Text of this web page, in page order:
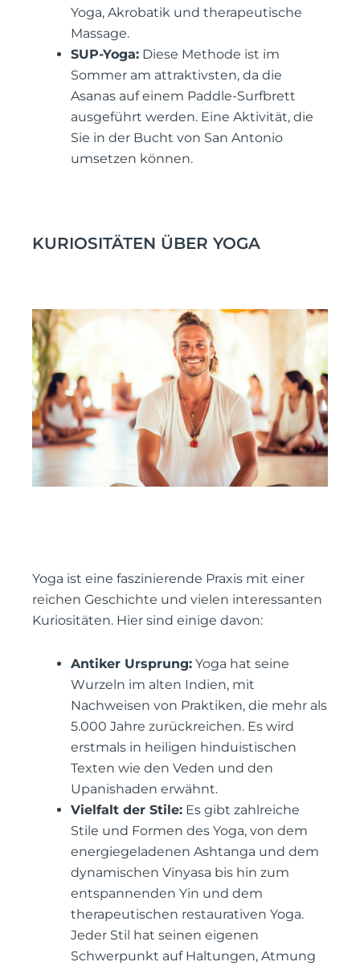
Yoga, Akrobatik und therapeutische
Massage.
SUP-Yoga: Diese Methode ist im
Sommer am attraktivsten, da die
Asanas auf einem Paddle-Surfbrett
ausgeführt werden. Eine Aktivität, die
Sie in der Bucht von San Antonio
umsetzen können.
KURIOSITÄTEN ÜBER YOGA
Yoga ist eine faszinierende Praxis mit einer
reichen Geschichte und vielen interessanten
Kuriositäten. Hier sind einige davon:
Antiker Ursprung: Yoga hat seine
Wurzeln im alten Indien, mit
Nachweisen von Praktiken, die mehr als
5.000 Jahre zurückreichen. Es wird
erstmals in heiligen hinduistischen
Texten wie den Veden und den
Upanishaden erwähnt.
Vielfalt der Stile: Es gibt zahlreiche
Stile und Formen des Yoga, von dem
energiegeladenen Ashtanga und dem
dynamischen Vinyasa bis hin zum
entspannenden Yin und dem
therapeutischen restaurativen Yoga.
Jeder Stil hat seinen eigenen
Schwerpunkt auf Haltungen, Atmung